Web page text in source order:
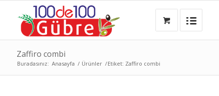
Zaffiro combi
Buradasınız: Anasayfa / Ürünler /Etiket: Zaffiro combi